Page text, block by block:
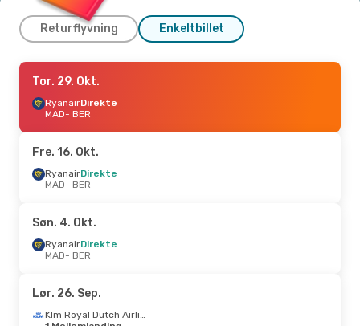
Returflyvning Enkeltbillet
Fre. 18. Sep.
RyanairDirekte
MAD- BER
BER- MAD
Man. 24. Aug.- Man. 24. Aug.
Iberia
Direkte
BER - MAD
RyanairDirekte
MAD- BER
RyanairDirekte
BER- MAD
Tor. 29. Okt.
RyanairDirekte
MAD- BER
Fre. 16. Okt.
RyanairDirekte
MAD- BER
Søn. 4. Okt.
RyanairDirekte
MAD- BER
Lør. 26. Sep.
Klm Royal Dutch Airlines